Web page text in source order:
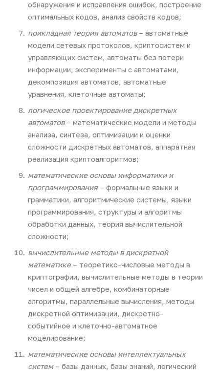
обнаружения и исправления ошибок, построение
оптимальных кодов, анализ свойств кодов;
прикладная теория автоматов– автоматные
модели сетевых протоколов, криптосистем и
управляющих систем, автоматы без потери
информации, эксперименты с автоматами,
декомпозиция автоматов, автоматные
уравнения, клеточные автоматы;
логическое проектирование дискретных
автоматов– математические модели и методы
анализа, синтеза, оптимизации и оценки
сложности дискретных автоматов, аппаратная
реализация криптоалгоритмов;
математические основы информатики и
программирования– формальные языки и
грамматики, алгоритмические системы, языки
программирования, структуры и алгоритмы
обработки данных, теория вычислительной
сложности;
вычислительные методы в дискретной
математике– теоретико-числовые методы в
криптографии, вычислительные методы в теории
чисел и общей алгебре, комбинаторные
алгоритмы, параллельные вычисления, методы
дискретной оптимизации, дискретно-
событийное и клеточно-автоматное
моделирование;
математические основы интеллектуальных
систем– базы данных, базы знаний, логический